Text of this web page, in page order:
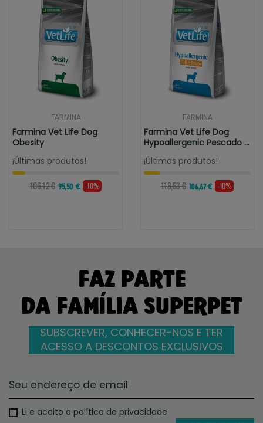
FARMINA
Farmina Vet Life Dog
Obesity
¡Últimas produtos!
106,12 € 95,50 € -10%
FARMINA
Farmina Vet Life Dog
Hypoallergenic Pescado &
Patata
¡Últimas produtos!
118,53 € 106,67 € -10%
FAZ PARTE
DA FAMÍLIA SUPERPET
SUBSCREVER, CONHECER-NOS E TER
ACESSO A DESCONTOS EXCLUSIVOS
Li e aceito a política de privacidade